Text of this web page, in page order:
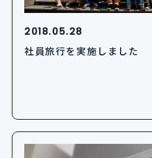
2018.05.28
社員旅行を実施しました